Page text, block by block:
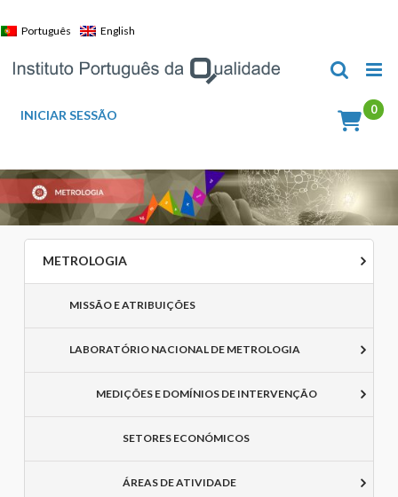
to
Português English
INICIAR SESSÃO
METROLOGIA
MISSÃO E ATRIBUIÇÕES
LABORATÓRIO NACIONAL DE METROLOGIA
MEDIÇÕES E DOMÍNIOS DE INTERVENÇÃO
SETORES ECONÓMICOS
ÁREAS DE ATIVIDADE